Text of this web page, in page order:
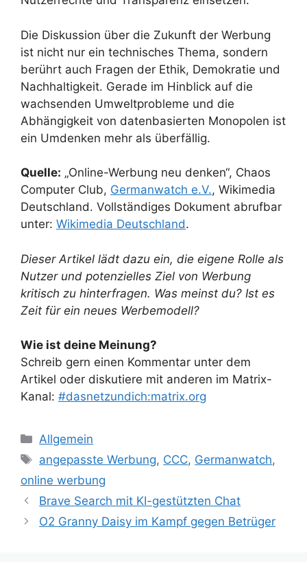
Die Diskussion über die Zukunft der Werbung
ist nicht nur ein technisches Thema, sondern
berührt auch Fragen der Ethik, Demokratie und
Nachhaltigkeit. Gerade im Hinblick auf die
wachsenden Umweltprobleme und die
Abhängigkeit von datenbasierten Monopolen ist
ein Umdenken mehr als überfällig.
Quelle: „Online-Werbung neu denken“, Chaos
Computer Club, Germanwatch e.V., Wikimedia
Deutschland. Vollständiges Dokument abrufbar
unter: Wikimedia Deutschland.
Dieser Artikel lädt dazu ein, die eigene Rolle als
Nutzer und potenzielles Ziel von Werbung
kritisch zu hinterfragen. Was meinst du? Ist es
Zeit für ein neues Werbemodell?
Wie ist deine Meinung?
Schreib gern einen Kommentar unter dem
Artikel oder diskutiere mit anderen im Matrix-
Kanal: #dasnetzundich:matrix.org
Kategorien
Allgemein
Schlagwörter
angepasste Werbung, CCC, Germanwatch,
online werbung
Brave Search mit KI-gestützten Chat
O2 Granny Daisy im Kampf gegen Betrüger